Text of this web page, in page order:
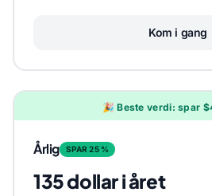
Kom i gang
🎉 Beste verdi: spar
Årlig SPAR 25 %
135 dollar i året